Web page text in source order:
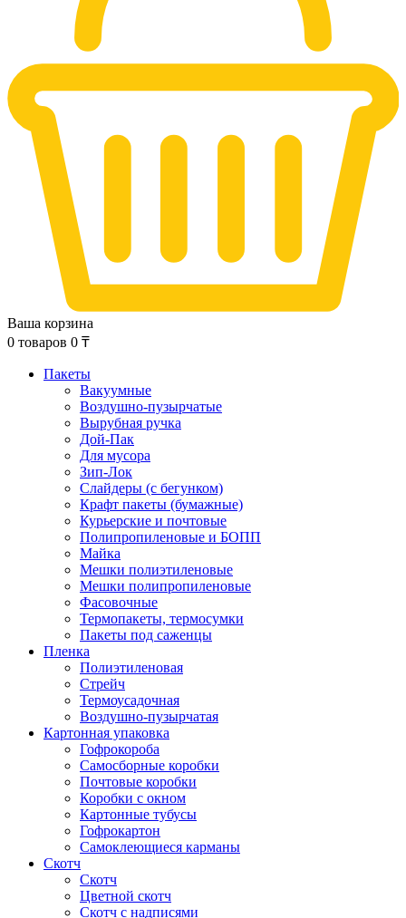
Ваша корзина
0 товаров 0 ₸
Пакеты
Вакуумные
Воздушно-пузырчатые
Вырубная ручка
Дой-Пак
Для мусора
Зип-Лок
Слайдеры (с бегунком)
Крафт пакеты (бумажные)
Курьерские и почтовые
Полипропиленовые и БОПП
Майка
Мешки полиэтиленовые
Мешки полипропиленовые
Фасовочные
Термопакеты, термосумки
Пакеты под саженцы
Пленка
Полиэтиленовая
Стрейч
Термоусадочная
Воздушно-пузырчатая
Картонная упаковка
Гофрокороба
Самосборные коробки
Почтовые коробки
Коробки с окном
Картонные тубусы
Гофрокартон
Самоклеющиеся карманы
Скотч
Скотч
Цветной скотч
Скотч с надписями